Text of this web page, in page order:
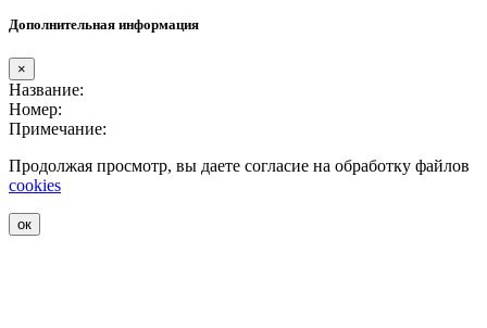
Дополнительная информация
×
Название:
Номер:
Примечание:
Продолжая просмотр, вы даете согласие на обработку файлов
cookies
ок